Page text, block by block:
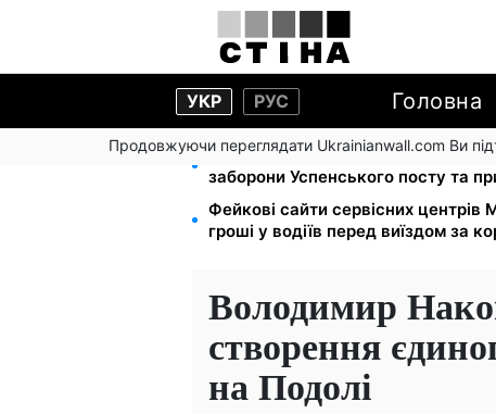
УКР РУС Головна
Продовжуючи переглядати Ukrainianwall.com Ви
Церковне свято 9 серпня:
заборони Успенського посту та
Фейкові сайти сервісних
гроші у водіїв перед виїздом за
Володимир
створення
на Подолі